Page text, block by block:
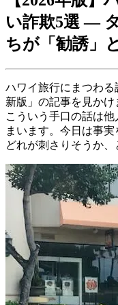
い詐欺5選 ―
ちが「勧誘」
ハワイ旅行にまつわ
新版」の記事を見かけ
こういう手口の話は
まいます。今日は事
どれが刺さりそうか、